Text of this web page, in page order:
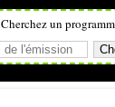
Cherchez un